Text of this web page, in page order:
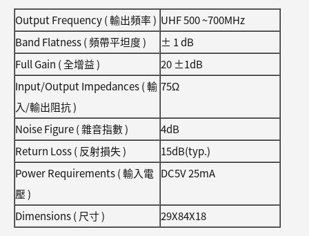
Output Frequency ( 輸出頻率 ) UHF 500 ~700MHz
Band Flatness ( 頻帶平坦度 )
± 1 dB
Full Gain ( 全增益 )
20 ±1dB
Input/Output Impedances ( 輸
入/輸出阻抗 )
75Ω
Noise Figure ( 雜音指數 )
4dB
Return Loss ( 反射損失 )
15dB(typ.)
Power Requirements ( 輸入電
壓 )
DC5V 25mA
Dimensions ( 尺寸 ) 29X84X18